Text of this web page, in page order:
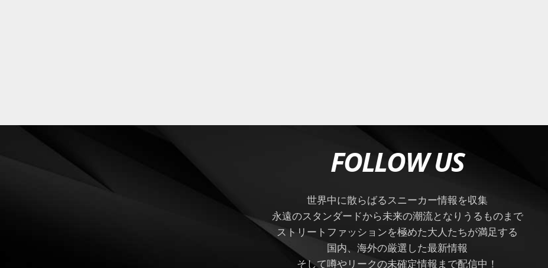
FOLLOW US
世界中に散らばるスニーカー情報を収集
永遠のスタンダードから未来の潮流となりうるものまで
ストリートファッションを極めた大人たちが満足する
国内、海外の厳選した最新情報
そして噂やリークの未確定情報まで配信中！